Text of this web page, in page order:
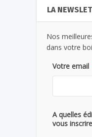
LA
Nos
dans votre
Votre email
A quelles
vous